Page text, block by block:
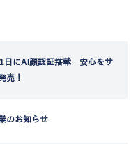
日にAI顔認証搭載 安心をサ
売！
のお知らせ